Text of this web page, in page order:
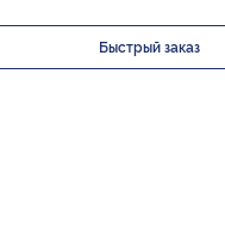
Быстрый заказ